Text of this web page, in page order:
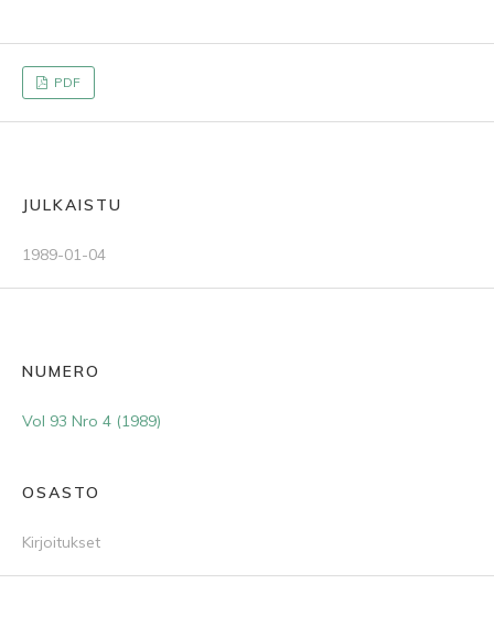
PDF
JULKAISTU
1989-01-04
NUMERO
Vol 93 Nro 4 (1989)
OSASTO
Kirjoitukset